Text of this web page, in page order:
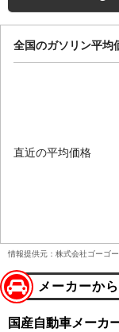
全国のガソリン平均
直近の平均価格
情報提供元：株式会社ゴーゴ
メーカーか
国産自動車メーカ